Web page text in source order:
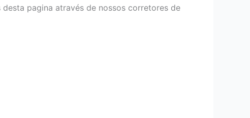
pagina através de nossos corretores de